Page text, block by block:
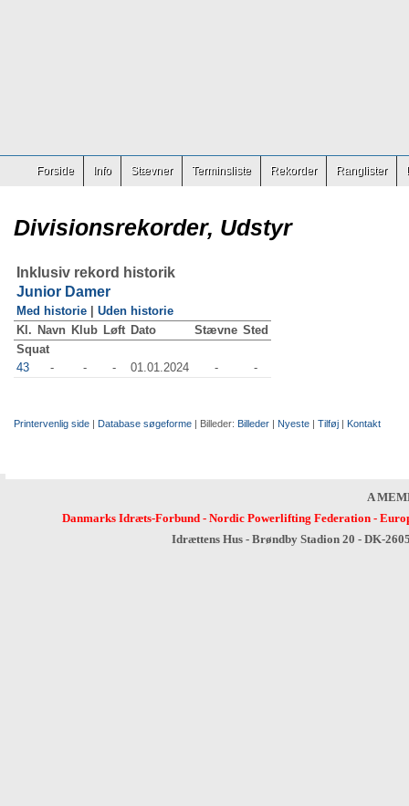
Forside Info Stævner Terminsliste Rekorder Ranglister
Divisionsrekorder, Udstyr
Inklusiv rekord historik
Junior Damer
Med historie
Uden historie
Kl. Navn Klub Løft Dato Stævne Sted
Squat
43
- - - 01.01.2024 - -
Printervenlig side | Database søgeforme | Billeder: Billeder | Nyeste | Tilføj | Kontakt
A
Danmarks Idræts-Forbund- Nordic Powerlifting Federation-
Idrættens Hus - Brøndby Stadion 20 - DK-